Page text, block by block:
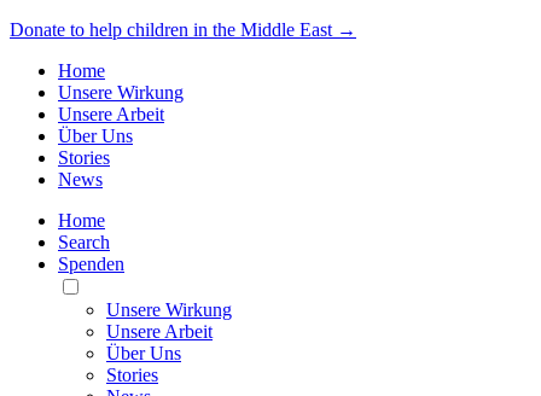
Donate to help children in the Middle East →
Home
Unsere Wirkung
Unsere Arbeit
Über Uns
Stories
News
Home
Search
Spenden
Toggle
Mobile
Menu
Unsere Wirkung
Unsere Arbeit
Über Uns
Stories